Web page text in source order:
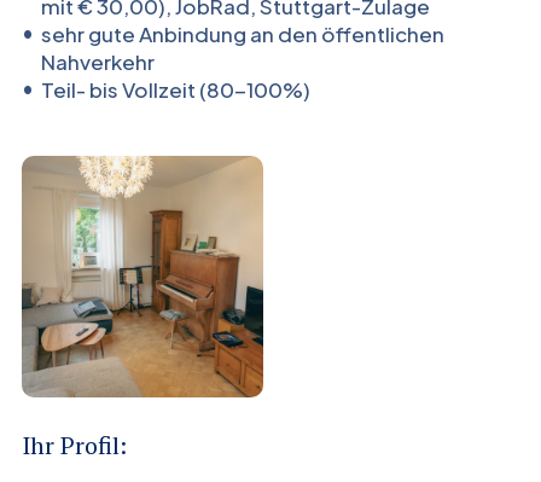
mit € 30,00), JobRad, Stuttgart-Zulage
sehr gute Anbindung an den öffentlichen
Nahverkehr
Teil- bis Vollzeit (80-100%)
Ihr Profil: